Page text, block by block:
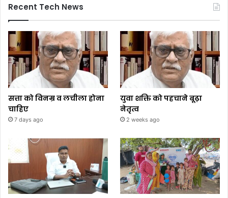
Recent Tech News
सत्ता को विनम्र व लचीला होना
चाहिए
7 days ago
युवा शक्ति को पहचाने बूढ़ा
नेतृत्व
2 weeks ago